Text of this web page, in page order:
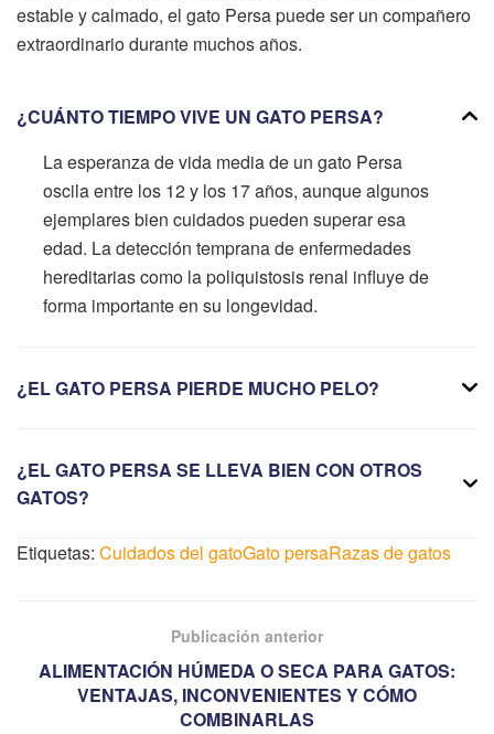
estable y calmado, el gato Persa puede ser un compañero
extraordinario durante muchos años.
¿CUÁNTO TIEMPO VIVE UN GATO PERSA?
La esperanza de vida media de un gato Persa
oscila entre los 12 y los 17 años, aunque algunos
ejemplares bien cuidados pueden superar esa
edad. La detección temprana de enfermedades
hereditarias como la poliquistosis renal influye de
forma importante en su longevidad.
¿EL GATO PERSA PIERDE MUCHO PELO?
¿EL GATO PERSA SE LLEVA BIEN CON OTROS
GATOS?
Etiquetas: Cuidados del gatoGato persaRazas de gatos
Publicación anterior
ALIMENTACIÓN HÚMEDA O SECA PARA GATOS:
VENTAJAS, INCONVENIENTES Y CÓMO
COMBINARLAS